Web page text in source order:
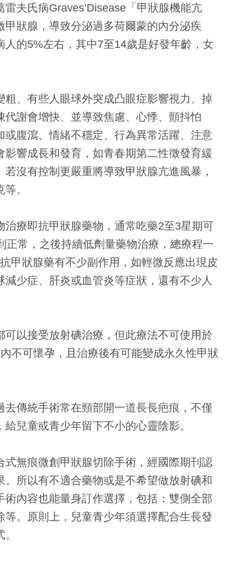
夫氏病Graves’Disease「甲狀腺機能亢
狀腺，導致分泌過多荷爾蒙的內分泌疾
的5%左右，其中7至14歲是好發年齡，女
、有些人眼球外突成凸眼症影響視力、掉
謝會增快、並導致焦慮、心悸、顫抖怕
腹瀉、情緒不穩定、行為異常活躍、注意
響成長和發育，如青春期第二性徵發育緩
沒有控制更嚴重將導致甲狀腺亢進風暴，
。
療即抗甲狀腺藥物，通常吃藥2至3星期可
正常，之後持續低劑量藥物治療，總療程一
甲狀腺藥有不少副作用，如輕微反應出現皮
少症、肝炎或血管炎等症狀，還有不少人
以接受放射碘治療，但此療法不可使用於
不可懷孕，且治療後有可能變成永久性甲狀
傳統手術常在頸部開一道長長疤痕，不僅
兒童或青少年留下不小的心靈陰影。
無痕微創甲狀腺切除手術，經國際期刊認
所以有不適合藥物或是不希望做放射碘和
內容也能量身訂作選擇，包括：雙側全部
。原則上，兒童青少年須選擇配合生長發
256+ 32+ 184
16+
2024立委選戰
811+
生活